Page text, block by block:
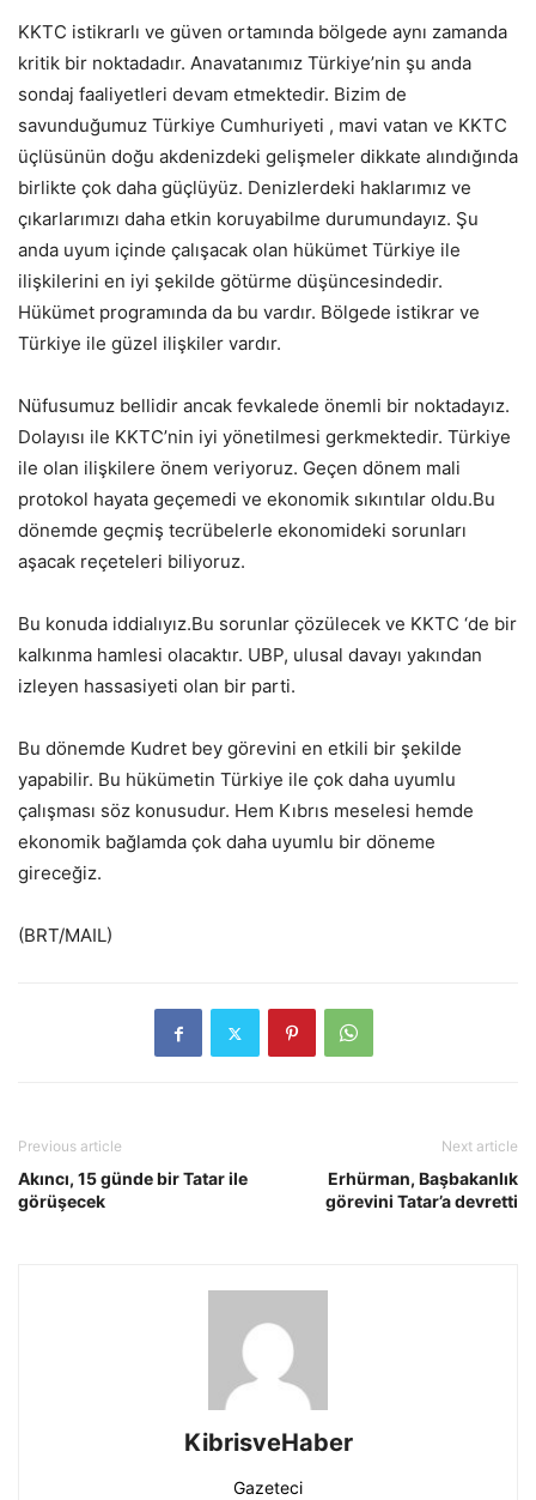
KKTC istikrarlı ve güven ortamında bölgede aynı zamanda
kritik bir noktadadır. Anavatanımız Türkiye’nin şu anda
sondaj faaliyetleri devam etmektedir. Bizim de
savunduğumuz Türkiye Cumhuriyeti , mavi vatan ve KKTC
üçlüsünün doğu akdenizdeki gelişmeler dikkate alındığında
birlikte çok daha güçlüyüz. Denizlerdeki haklarımız ve
çıkarlarımızı daha etkin koruyabilme durumundayız. Şu
anda uyum içinde çalışacak olan hükümet Türkiye ile
ilişkilerini en iyi şekilde götürme düşüncesindedir.
Hükümet programında da bu vardır. Bölgede istikrar ve
Türkiye ile güzel ilişkiler vardır.
Nüfusumuz bellidir ancak fevkalede önemli bir noktadayız.
Dolayısı ile KKTC’nin iyi yönetilmesi gerkmektedir. Türkiye
ile olan ilişkilere önem veriyoruz. Geçen dönem mali
protokol hayata geçemedi ve ekonomik sıkıntılar oldu.Bu
dönemde geçmiş tecrübelerle ekonomideki sorunları
aşacak reçeteleri biliyoruz.
Bu konuda iddialıyız.Bu sorunlar çözülecek ve KKTC ‘de bir
kalkınma hamlesi olacaktır. UBP, ulusal davayı yakından
izleyen hassasiyeti olan bir parti.
Bu dönemde Kudret bey görevini en etkili bir şekilde
yapabilir. Bu hükümetin Türkiye ile çok daha uyumlu
çalışması söz konusudur. Hem Kıbrıs meselesi hemde
ekonomik bağlamda çok daha uyumlu bir döneme
gireceğiz.
(BRT/MAIL)
Previous article
Akıncı, 15 günde bir Tatar ile
görüşecek
Next article
Erhürman, Başbakanlık
görevini Tatar’a devretti
KibrisveHaber
Gazeteci